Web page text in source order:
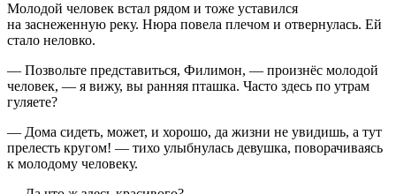
Молодой человек встал рядом и тоже уставился
на заснеженную реку. Нюра повела плечом и отвернулась. Ей
стало неловко.
— Позвольте представиться, Филимон, — произнёс молодой
человек, — я вижу, вы ранняя пташка. Часто здесь по утрам
гуляете?
— Дома сидеть, может, и хорошо, да жизни не увидишь, а тут
прелесть кругом! — тихо улыбнулась девушка, поворачиваясь
к молодому человеку.